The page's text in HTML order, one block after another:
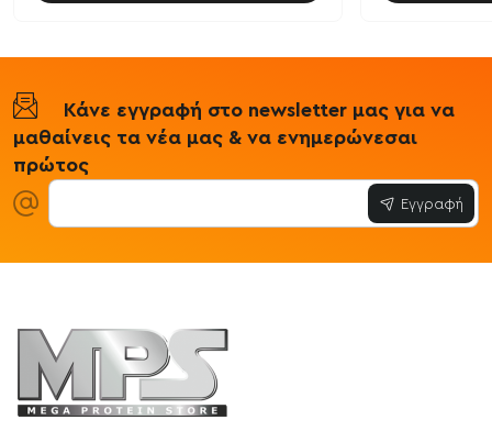
Κάνε εγγραφή στο newsletter μας για να
μαθαίνεις τα νέα μας & να ενημερώνεσαι
πρώτος
Εγγραφή